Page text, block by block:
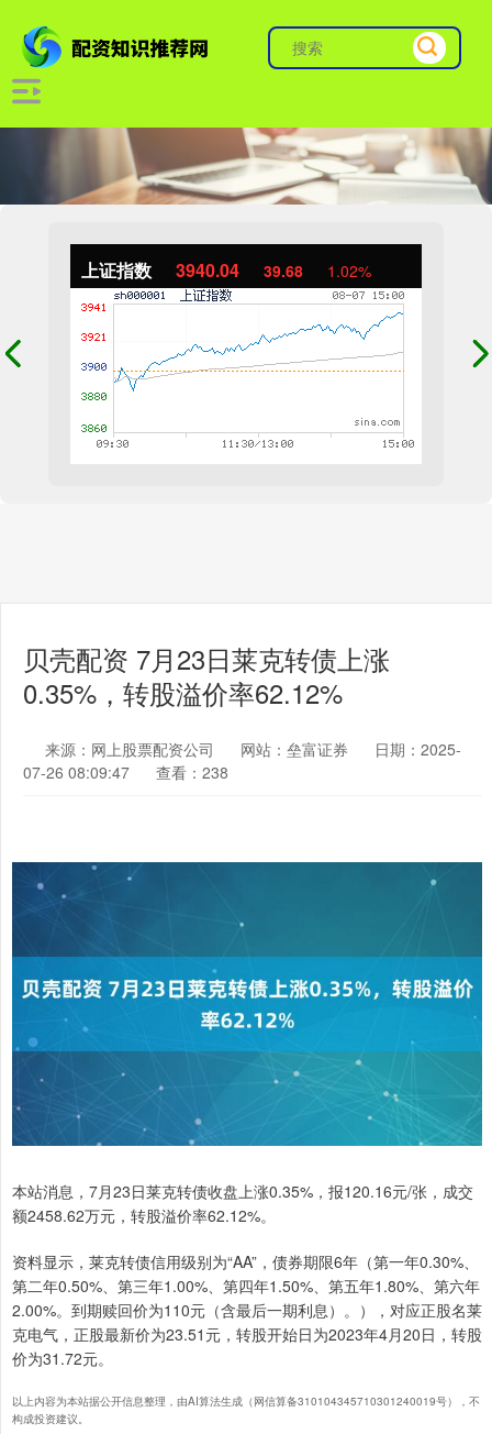
上证指数 3940.04 39.68 1.02%
贝壳配资 7月23日莱克转债上涨
0.35%，转股溢价率62.12%
来源：网上股票配资公司 网站：垒富证券
日期：2025-
07-26 08:09:47
查看：238
本站消息，7月23日莱克转债收盘上涨0.35%，报120.16元/张，成交
额2458.62万元，转股溢价率62.12%。
资料显示，莱克转债信用级别为“AA”，债券期限6年（第一年0.30%、
第二年0.50%、第三年1.00%、第四年1.50%、第五年1.80%、第六年
2.00%。到期赎回价为110元（含最后一期利息）。），对应正股名莱
克电气，正股最新价为23.51元，转股开始日为2023年4月20日，转股
价为31.72元。
以上内容为本站据公开信息整理，由AI算法生成（网信算备310104345710301240019号），不
构成投资建议。